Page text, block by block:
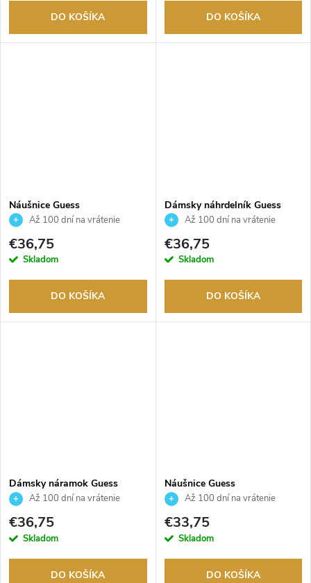
DO KOŠÍKA DO KOŠÍKA
Náušnice Guess
JUBE03131JWYGT
Až 100 dní na vrátenie
tovaru. Autorizovaný predajca.
€36,75
Skladom
DO KOŠÍKA
Dámsky náhrdelník Guess
JUBN02245JWYGEMT
Až 100 dní na vrátenie
tovaru. Autorizovaný predajca.
€36,75
Skladom
DO KOŠÍKA
Dámsky náramok Guess
JUBB02137JWRHS
Až 100 dní na vrátenie
tovaru. Autorizovaný predajca.
€36,75
Skladom
DO KOŠÍKA
Náušnice Guess
JUBE03299JWRHT
Až 100 dní na vrátenie
tovaru. Autorizovaný predajca.
€33,75
Skladom
DO KOŠÍKA